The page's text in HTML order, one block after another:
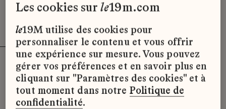
Désolé, il semble qu’il n’y ait pas
d’offres d’emploi disponibles pour le
moment.
les cookies surle19m.com
le19M utilise des cookies pour
personnaliser le contenu et vous offrir
une expérience sur mesure. Vous pouvez
gérer vos préférences et en savoir plus en
cliquant sur "Paramètres des cookies" et à
tout moment dans notre Politique de
confidentialité.